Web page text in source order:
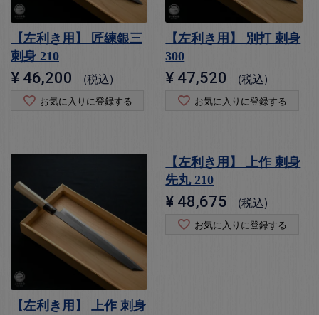
【左利き用】 匠練銀三
刺身 210
¥ 46,200 税込
お気に入りに登録する
【左利き用】 別打 刺身
300
¥ 47,520 税込
お気に入りに登録する
【左利き用】 上作 刺身
【左利き用】 上作 刺身
先丸 210
¥ 48,675 税込
お気に入りに登録する